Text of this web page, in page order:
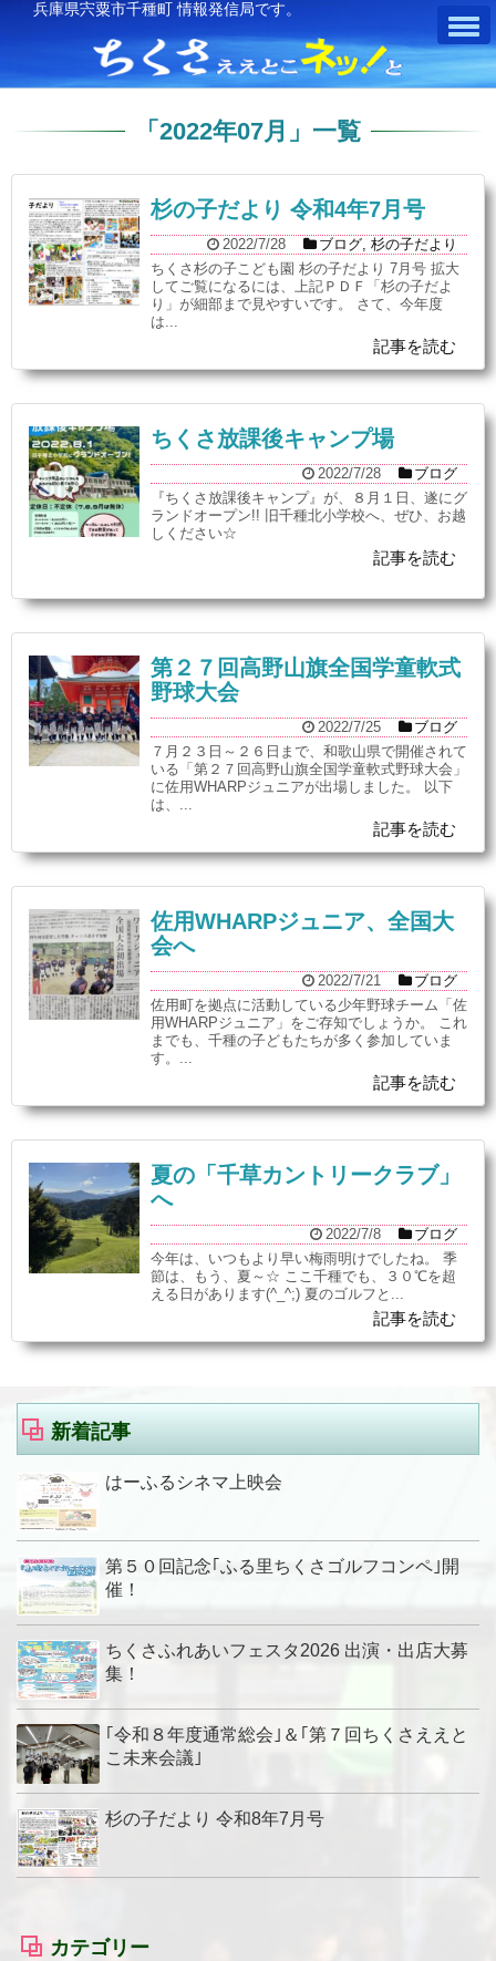
兵庫県宍粟市千種町 情報発信局です。
「 2022年07月 」 一覧
杉の子だより 令和4年7月号
2022/7/28 ブログ, 杉の子だより
ちくさ杉の子こども園 杉の子だより 7月号 拡大
してご覧になるには、上記ＰＤＦ「杉の子だよ
り」が細部まで見やすいです。 さて、今年度
は...
記事を読む
ちくさ放課後キャンプ場
2022/7/28
ブログ
『ちくさ放課後キャンプ』が、８月１日、遂にグ
ランドオープン!! 旧千種北小学校へ、ぜひ、お越
しください☆
記事を読む
第２７回高野山旗全国学童軟式
野球大会
2022/7/25
ブログ
７月２３日～２６日まで、和歌山県で開催されて
いる「第２７回高野山旗全国学童軟式野球大会」
に佐用WHARPジュニアが出場しました。 以下
は、...
記事を読む
佐用WHARPジュニア、全国大
会へ
2022/7/21
ブログ
佐用町を拠点に活動している少年野球チーム「佐
用WHARPジュニア」をご存知でしょうか。 これ
までも、千種の子どもたちが多く参加していま
す。...
記事を読む
夏の「千草カントリークラブ」
へ
2022/7/8
ブログ
今年は、いつもより早い梅雨明けでしたね。 季
節は、もう、夏～☆ ここ千種でも、３０℃を超
える日があります(^_^;) 夏のゴルフと...
記事を読む
新着記事
はーふるシネマ上映会
第５０回記念｢ふる里ちくさゴルフコンペ｣開
催！
ちくさふれあいフェスタ2026 出演・出店大募
集！
｢令和８年度通常総会｣＆｢第７回ちくさええと
こ未来会議｣
杉の子だより 令和8年7月号
カテゴリー